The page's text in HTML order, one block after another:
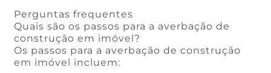
Perguntas frequentes
Quais são os passos para a averbação de
construção em imóvel?
Os passos para a averbação de construção
em imóvel incluem: